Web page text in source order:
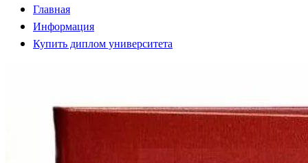
Главная
Информация
Купить диплом университета